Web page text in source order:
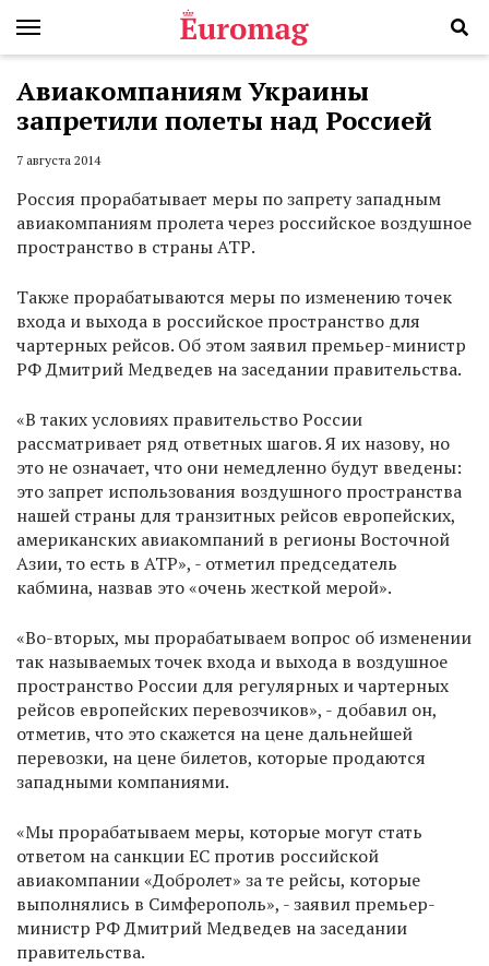
Авиакомпаниям Украины
запретили полеты над Россией
7 августа 2014
Россия прорабатывает меры по запрету западным
авиакомпаниям пролета через российское воздушное
пространство в страны АТР.
Также прорабатываются меры по изменению точек
входа и выхода в российское пространство для
чартерных рейсов. Об этом заявил премьер-министр
РФ Дмитрий Медведев на заседании правительства.
«В таких условиях правительство России
рассматривает ряд ответных шагов. Я их назову, но
это не означает, что они немедленно будут введены:
это запрет использования воздушного пространства
нашей страны для транзитных рейсов европейских,
американских авиакомпаний в регионы Восточной
Азии, то есть в АТР», - отметил председатель
кабмина, назвав это «очень жесткой мерой».
«Во-вторых, мы прорабатываем вопрос об изменении
так называемых точек входа и выхода в воздушное
пространство России для регулярных и чартерных
рейсов европейских перевозчиков», - добавил он,
отметив, что это скажется на цене дальнейшей
перевозки, на цене билетов, которые продаются
западными компаниями.
«Мы прорабатываем меры, которые могут стать
ответом на санкции ЕС против российской
авиакомпании «Добролет» за те рейсы, которые
выполнялись в Симферополь», - заявил премьер-
министр РФ Дмитрий Медведев на заседании
правительства.